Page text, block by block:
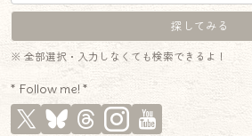
※ 全部選択・入力しなくても検索できるよ！
* Follow me! *